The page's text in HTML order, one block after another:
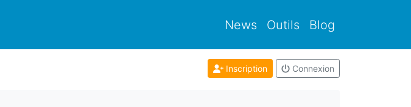
News Outils Blog
Inscription Connexion